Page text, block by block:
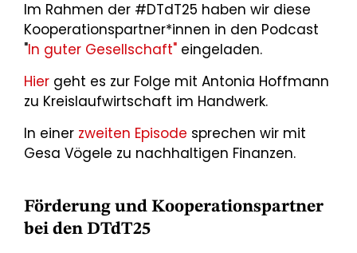
Im Rahmen der #DTdT25 haben wir diese
Kooperationspartner*innen in den Podcast
"In guter Gesellschaft" eingeladen.
Hier geht es zur Folge mit Antonia Hoffmann
zu Kreislaufwirtschaft im Handwerk.
In einer zweiten Episode sprechen wir mit
Gesa Vögele zu nachhaltigen Finanzen.
Förderung und Kooperationspartner
bei den DTdT25